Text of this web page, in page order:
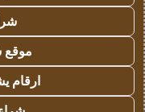
موقع
ارقام